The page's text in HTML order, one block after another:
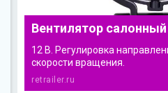
Вентилятор салонный
12 В. Регулировка
скорости вращения.
retrailer.ru